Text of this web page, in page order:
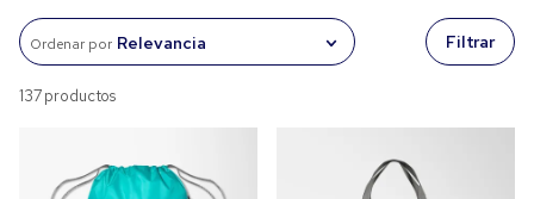
Ordenar por Filtrar
137 productos